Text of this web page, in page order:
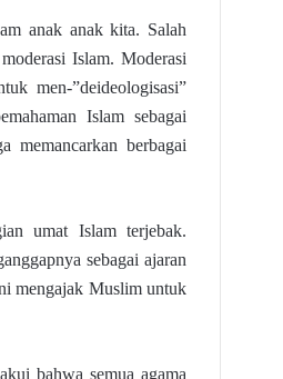
anak anak kita. Salah
Islam. Moderasi
men-”deideologisasi”
Islam sebagai
memancarkan berbagai
umat Islam terjebak.
sebagai ajaran
mengajak Muslim untuk
bahwa semua agama